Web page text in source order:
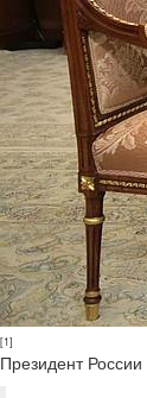
[1]
Президент России